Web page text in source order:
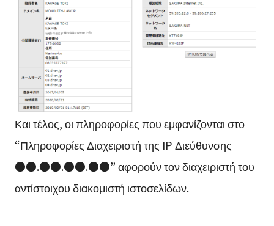
Και τέλος, οι πληροφορίες που εμφανίζονται στο
“Πληροφορίες Διαχειριστή της IP Διεύθυνσης
●●.●●.●●.●●” αφορούν τον διαχειριστή του
αντίστοιχου διακομιστή ιστοσελίδων.